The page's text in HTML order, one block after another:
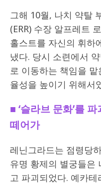
그해 10월, 나치 약탈
(ERR) 수장 알프레트
홀스트를 자신의 휘하
냈다. 당시 소련에서
로 이동하는 책임을 맡
율성을 높이기 위해서
■ ‘슬라브 문화’를 파
떼어가
레닌그라드는 점령당
유명 황제의 별궁들은
고 파괴되었다. 예카